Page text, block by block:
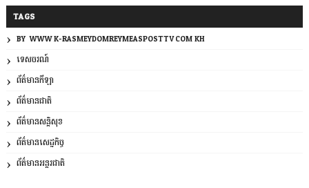
TAGS
BY: WWW.K-RASMEYDOMREYMEASPOSTTV.COM.KH
ទេសចរណ៍
ព័ត៌មានកីឡា
ព័ត៌មានជាតិ
ព័ត៌មានសន្តិសុខ
ព័ត៌មានសេដ្ឋកិច្ច
ព័ត៌មានអន្តរជាតិ